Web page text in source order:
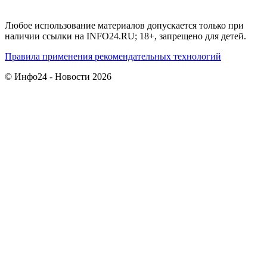
Любое использование материалов допускается только при
наличии ссылки на INFO24.RU; 18+, запрещено для детей.
Правила применения рекомендательных технологий
© Инфо24 - Новости 2026